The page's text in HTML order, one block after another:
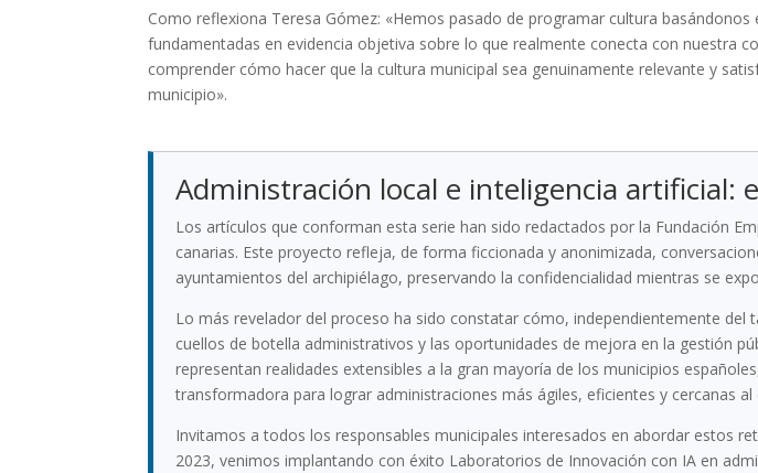
Como reflexiona Teresa Gómez: «Hemos pasado de programar cultura
fundamentadas en evidencia objetiva sobre lo que realmente conecta con nuestra
comprender cómo hacer que la cultura municipal sea genuinamente relevante y
municipio».
Administración local e inteligencia artificial:
Los artículos que conforman esta serie han sido redactados por la Fundación
canarias. Este proyecto refleja, de forma ficcionada y anonimizada,
ayuntamientos del archipiélago, preservando la confidencialidad mientras se
Lo más revelador del proceso ha sido constatar cómo, independientemente
cuellos de botella administrativos y las oportunidades de mejora en la gestión
representan realidades extensibles a la gran mayoría de los municipios
transformadora para lograr administraciones más ágiles, eficientes y cercanas al
Invitamos a todos los responsables municipales interesados en abordar estos
2023, venimos implantando con éxito Laboratorios de Innovación con IA en